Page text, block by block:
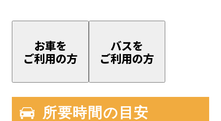
お車を
ご利用の方
バスを
ご利用の方
所要時間の目安